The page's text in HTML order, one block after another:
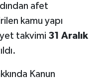
afet
kamu yapı
takvimi 31 Aralık
Kanun